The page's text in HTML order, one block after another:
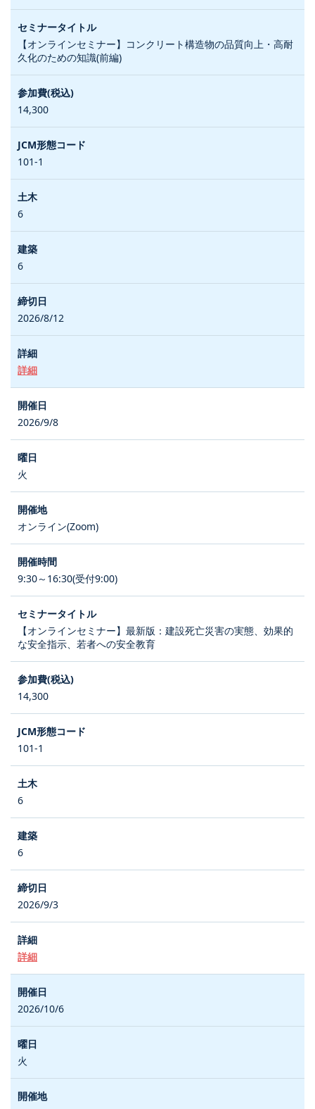
【オンラインセミナー】コンクリート構造物の品質向上・高耐
久化のための知識(前編)
14,300
101-1
6
6
2026/8/12
詳細
2026/9/8
火
オンライン(Zoom)
9:30～16:30(受付9:00)
【オンラインセミナー】最新版：建設死亡災害の実態、効果的
な安全指示、若者への安全教育
14,300
101-1
6
6
2026/9/3
詳細
2026/10/6
火